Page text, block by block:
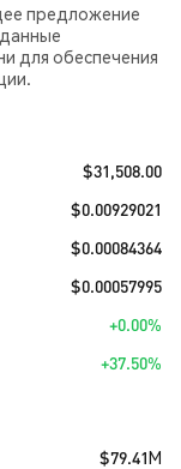
предложение
для обеспечения
$31,508.00
$0.00929021
$0.00084364
$0.00057995
+0.00%
+37.50%
$79.41M